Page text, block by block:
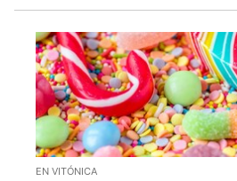
EN VITÓNICA